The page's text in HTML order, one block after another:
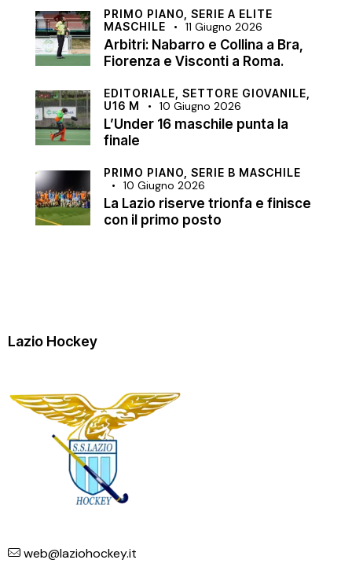
PRIMO PIANO, SERIE A ELITE
MASCHILE
11 Giugno 2026
Arbitri: Nabarro e Collina a Bra,
Fiorenza e Visconti a Roma.
EDITORIALE, SETTORE GIOVANILE,
U16 M
10 Giugno 2026
L’Under 16 maschile punta la
finale
PRIMO PIANO, SERIE B MASCHILE
10 Giugno 2026
La Lazio riserve trionfa e finisce
con il primo posto
Lazio Hockey
web@laziohockey.it